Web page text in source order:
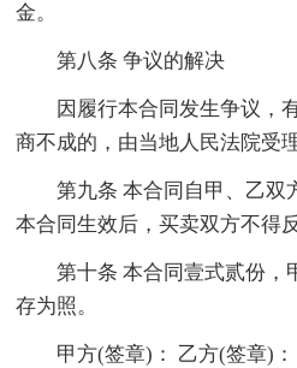
金。
第八条 争议的解决
因履行本合同发生争议，
商不成的，由当地人民法院受
第九条 本合同自甲、乙双
本合同生效后，买卖双方不得反
第十条 本合同壹式贰份，
存为照。
甲方(签章)： 乙方(签章)：